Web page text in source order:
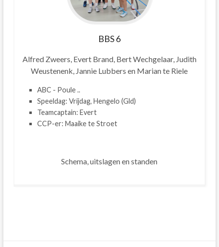
BBS 6
Alfred Zweers, Evert Brand, Bert Wechgelaar, Judith
Weustenenk, Jannie Lubbers en Marian te Riele
ABC - Poule ..
Speeldag: Vrijdag, Hengelo (Gld)
Teamcaptain: Evert
CCP-er: Maaike te Stroet
Schema, uitslagen en standen